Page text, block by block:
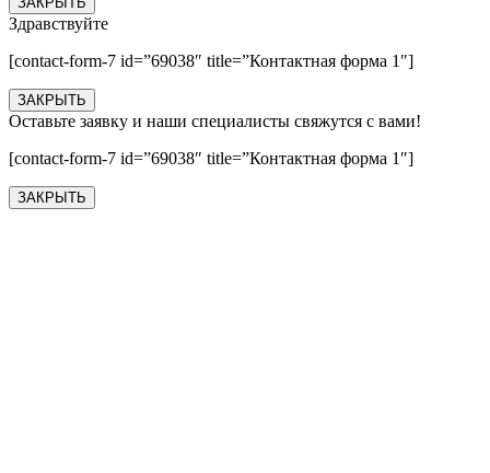
Здравствуйте
[contact-form-7 id=”69038″ title=”Контактная форма 1″]
ЗАКРЫТЬ
Оставьте заявку и наши специалисты свяжутся с вами!
[contact-form-7 id=”69038″ title=”Контактная форма 1″]
ЗАКРЫТЬ